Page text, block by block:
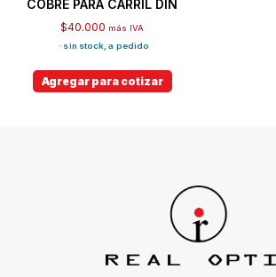
COBRE PARA CARRIL DIN
$40.000 más IVA
· sin stock, a pedido
Agregar para cotizar